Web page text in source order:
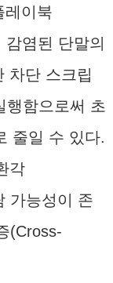
레이북
염된 단말의
차단 스크립
행함으로써 초
줄일 수 있다.
각
가능성이 존
(Cross-